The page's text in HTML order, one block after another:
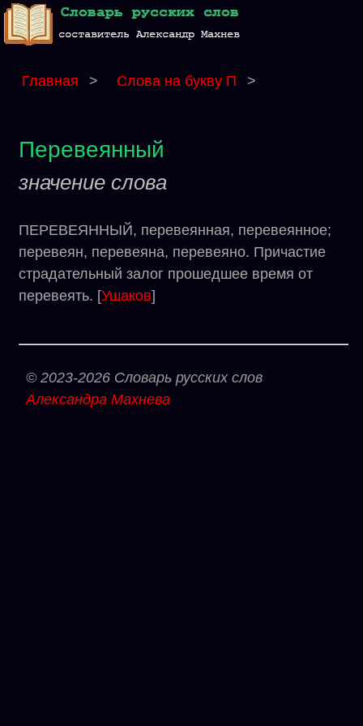
Главная > Слова на букву П >
Перевеянный
значение слова
ПЕРЕВЕЯННЫЙ, перевеянная, перевеянное;
перевеян, перевеяна, перевеяно. Причастие
страдательный залог прошедшее время от
перевеять. [Ушаков]
© 2023-2026 Словарь русских слов
Александра Махнева